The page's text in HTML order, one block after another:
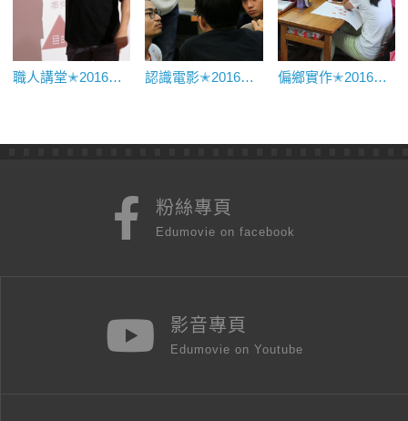
職人講堂✭2016職人開講——編劇 認識電影✭2016電影與性別、影評寫作練習 偏鄉實作✭2016【北區】新北市屈尺國小
粉絲專頁
Edumovie on facebook
影音專頁
Edumovie on Youtube